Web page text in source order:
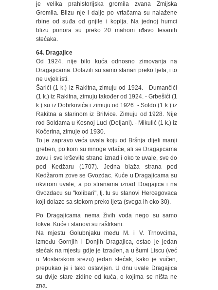
je velika prahistorijska gromila zvana Zmijska
Gromila. Blizu nje i dalje po vrtačama su nalažene
rbine od suđa od gnjile i koplja. Na jednoj humci
blizu ponora su preko 20 mahom rđavo tesanih
stećaka.
64. Dragajice
Od 1924. nije bilo kuća odnosno zimovanja na
Dragajicama. Dolazili su samo stanari preko ljeta, i to
ne uvjek isti.
Šarići (1 k.) iz Rakitna, zimuju od 1924. - Dumančići
(1 k.) iz Rakitna, zimuju također od 1924. - Grbešići (1
k.) su iz Dobrkovića i zimuju od 1926. - Soldo (1 k.) iz
Rakitna a starinom iz Britvice. Zimuju od 1928. Nije
rod Soldama u Kosnoj Luci (Doljani). - Mikulić (1 k.) iz
Kočerina, zimuje od 1930.
To je zapravo veća uvala koju od Bršnja dijeli manji
greben, po kom su mnoge vrtače, ali se Dragajicama
zovu i sve krševite strane iznad i oko te uvale, sve do
pod Kedžaru (1707). Jedna blaža strana pod
Kedžarom zove se Gvozdac. Kuće u Dragajicama su
okvirom uvale, a po stranama iznad Dragajica i na
Gvozdacu su "kolibari", tj. tu su stanovi Hercegovaca
koji dolaze sa stokom preko ljeta (svega ih oko 30).
Po Dragajicama nema živih voda nego su samo
lokve. Kuće i stanovi su raštrkani.
Na mjestu Golubnjaku među M. i V. Trnovcima,
između Gornjih i Donjih Dragajica, ostao je jedan
stećak na mjestu gdje je izrađen, a u šumi Liscu (već
u Mostarskom srezu) jedan stećak, kako je vučen,
prepukao je i tako ostavljen. U dnu uvale Dragajica
su dvije stare zidine od kuća, o kojima se ništa ne
zna.